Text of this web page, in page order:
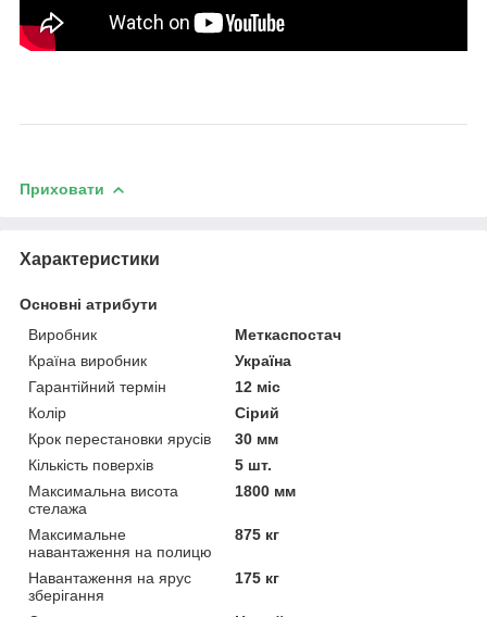
Приховати
Характеристики
Основні атрибути
Виробник
Меткаспостач
Країна виробник
Україна
Гарантійний термін
12 міс
Колір
Сірий
Крок перестановки ярусів
30 мм
Кількість поверхів
5 шт.
Максимальна висота
стелажа
1800 мм
Максимальне
навантаження на полицю
875 кг
Навантаження на ярус
зберігання
175 кг